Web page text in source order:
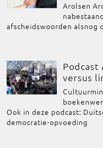
Arolsen
afscheidswoorden alsnog
Podcast
versus
Ook in deze podcast:
democratie-opvoeding